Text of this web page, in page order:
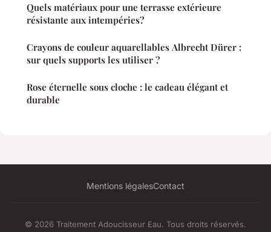
Quels matériaux pour une terrasse extérieure
résistante aux intempéries?
Crayons de couleur aquarellables Albrecht Dürer :
sur quels supports les utiliser ?
Rose éternelle sous cloche : le cadeau élégant et
durable
Mentions légalesContact
© 2026 Traitement Adoucisseur Eau. Tous droits réservés.